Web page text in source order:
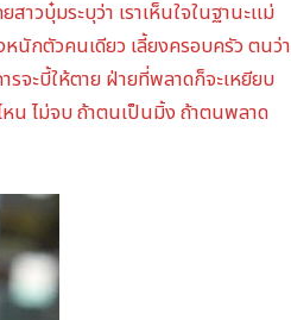
ยสาวบุ๋มระบุว่า เราเห็นใจในฐานะแม่
นักตัวคนเดียว เลี้ยงครอบครัว ตนว่า
จะบี้ให้ตาย ฝ่ายที่พลาดก็จะเหยียบ
หน ไม่จบ ถ้าตนเป็นมิ้ง ถ้าตนพลาด